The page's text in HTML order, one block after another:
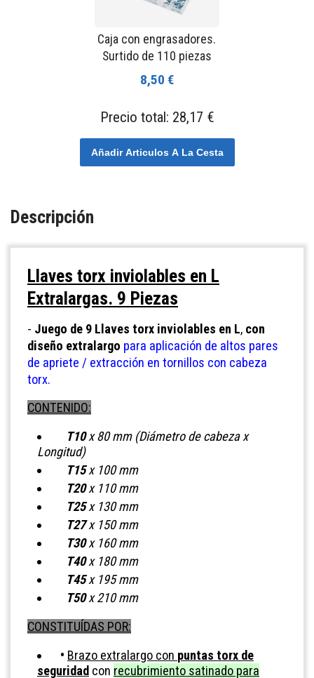
Caja con engrasadores.
Surtido de 110 piezas
8,50 €
Precio total: 28,17 €
Añadir Articulos A La Cesta
Descripción
Llaves torx inviolables en L
Extralargas. 9 Piezas
- Juego de 9 Llaves torx inviolables en L, con
diseño extralargo para aplicación de altos pares
de apriete / extracción en tornillos con cabeza
torx.
CONTENIDO:
T10x 80 mm (Diámetro de cabeza x
Longitud)
T15x 100 mm
T20x 110 mm
T25x 130 mm
T27x 150 mm
T30x 160 mm
T40x 180 mm
T45x 195 mm
T50x 210 mm
CONSTITUÍDAS POR:
• Brazo extralargo con puntas torx de
seguridad con recubrimiento satinado para